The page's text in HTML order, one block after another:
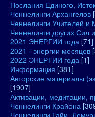
Послания Единого,
Ченнелинги Архангелов
Ченнелинги Учителей и
Ченнелинги других Сил
2021 ЭНЕРГИИ года [71]
2021 - энергии месяцев
2022 ЭНЕРГИИ года [1]
Информация [381]
Авторские материалы
[1907]
Активации, медитации,
Ченнелинги Крайона
Ченнелинги Гайи,